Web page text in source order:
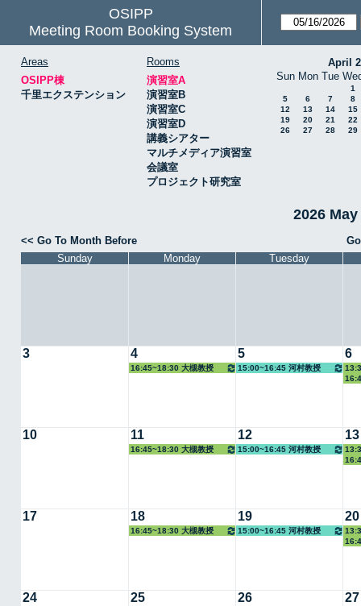
OSIPP
Meeting Room Booking System
Areas
OSIPP棟
千里エクステンション
Rooms
演習室A
演習室B
演習室C
演習室D
講義シアター
マルチメディア演習室
会議室
プロジェクト研究室
April
Sun Mon Tue
1
5
6 7
8
12
13 14
15
19
20 21
22
26
27 28 29
2026
<< Go To Month Before
Sunday
Monday Tuesday
3 4
16:45~18:30 大槻教授
5
15:00~16:45 河村教授
6
10 11
16:45~18:30 大槻教授
12
15:00~16:45 河村教授
13
17 18
16:45~18:30 大槻教授
19
15:00~16:45 河村教授
20
24 25 26 27